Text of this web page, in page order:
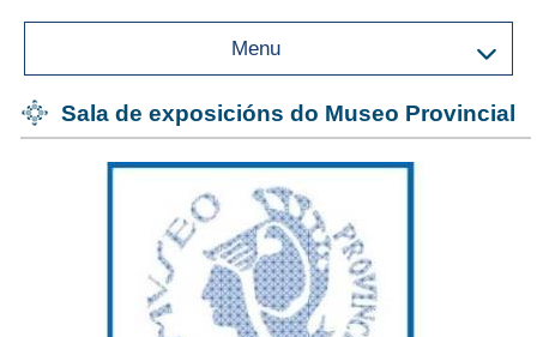
Menu
Sala de exposicións do Museo Provincial